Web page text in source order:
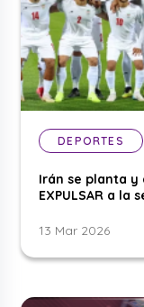
DEPORTES
Irán se planta y
EXPULSAR a la
13 Mar 2026